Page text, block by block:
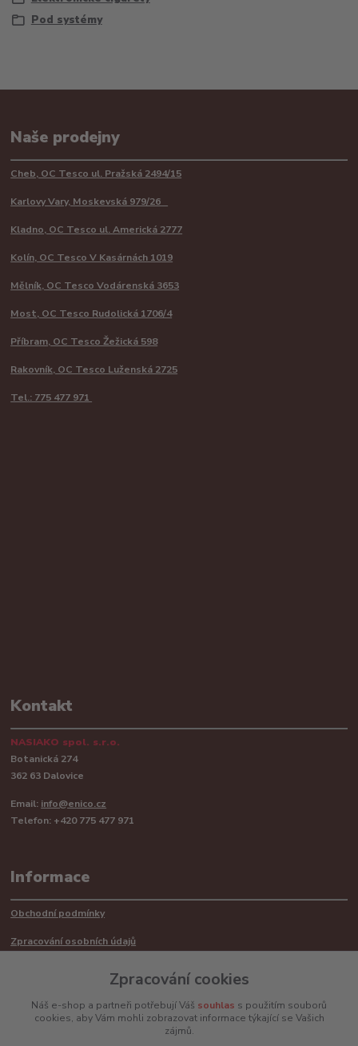
Pod systémy
Naše prodejny
Cheb, OC Tesco ul. Pražská 2494/15
Karlovy Vary, Moskevská 979/26
Kladno, OC Tesco ul. Americká 2777
Kolín, OC Tesco V Kasárnách 1019
Mělník, OC Tesco Vodárenská 3653
Most, OC Tesco Rudolická 1706/4
Příbram, OC Tesco Žežická 598
Rakovník, OC Tesco Luženská 2725
Tel.: 775 477 971
Kontakt
NASIAKO spol. s.r.o.
Botanická 274
362 63 Dalovice
Email: info@enico.cz
Telefon: +420 775 477 971
Informace
Obchodní podmínky
Zpracování osobních údajů
Mimosoudní řešení sporů ADR
Zpracování cookies
Náš e-shop a partneři potřebují Váš souhlas s použitím souborů
cookies, aby Vám mohli zobrazovat informace týkající se Vašich
zájmů.